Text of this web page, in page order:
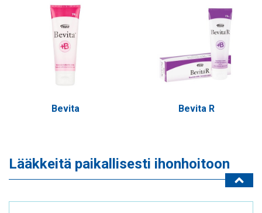
Bevita Bevita R
Lääkkeitä paikallisesti ihonhoitoon